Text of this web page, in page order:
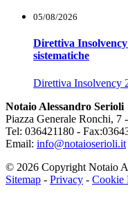
05/08/2026
Direttiva
sistematiche
Direttiva Insolvency
Notaio Alessandro Serioli
Piazza Generale Ronchi, 7
Tel: 036421180 -
Email: info@notaioserioli.it
© 2026 Copyright Notaio
Sitemap - Privacy - Cookie